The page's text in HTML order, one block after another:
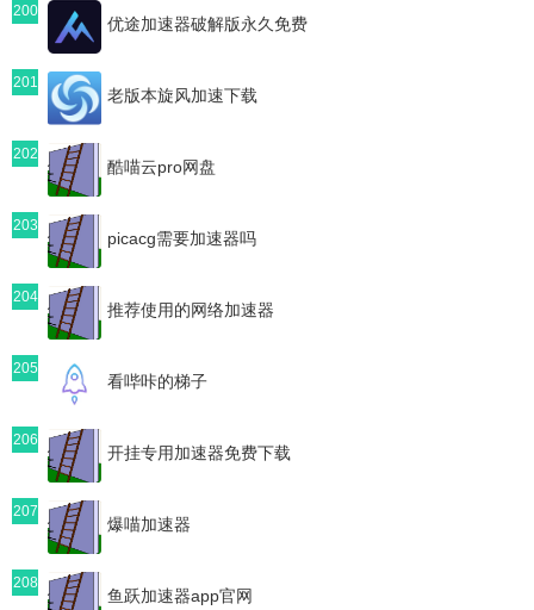
200
优途加速器破解版永久免费
201
老版本旋风加速下载
202
酷喵云pro网盘
203
picacg需要加速器吗
204
推荐使用的网络加速器
205
看哔咔的梯子
206
开挂专用加速器免费下载
207
爆喵加速器
208
鱼跃加速器app官网